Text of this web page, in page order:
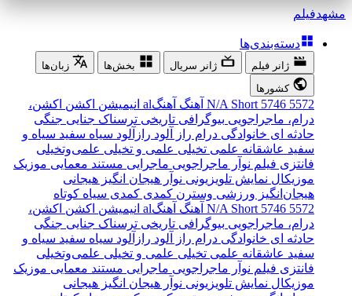
مشهدفیلم
دسته‌بندی‌ها
ژانر فیلم ژانر سریال بخش‌ها
زبان‌ها
کشورها
5572
5746
N/A Short آهنگ آهنگal انیمیشن اکشن اکشن،
درام، ماجراجویی بیوگرافی تاریخی ترسناک جنایی جنگی
حادثه ای خانوادگی درام راز آلود رازآلود سیاه سفید سیاه و
سفید عاشقانه علمی تخیلی علمی و تخیلی علمی‌و‌تخیلی
فانتزی فیلم نوآر ماجراجویی ماجرایی مستند معمایی موزیک
موزیکال نمایش تلویزیونی نوآر هیجان انگیز هیجانی
هیجان‌انگیز ورزشی وسترن کمدی کمدی سیاه کوتاه
5572
5746
N/A Short آهنگ آهنگal انیمیشن اکشن اکشن،
درام، ماجراجویی بیوگرافی تاریخی ترسناک جنایی جنگی
حادثه ای خانوادگی درام راز آلود رازآلود سیاه سفید سیاه و
سفید عاشقانه علمی تخیلی علمی و تخیلی علمی‌و‌تخیلی
فانتزی فیلم نوآر ماجراجویی ماجرایی مستند معمایی موزیک
موزیکال نمایش تلویزیونی نوآر هیجان انگیز هیجانی